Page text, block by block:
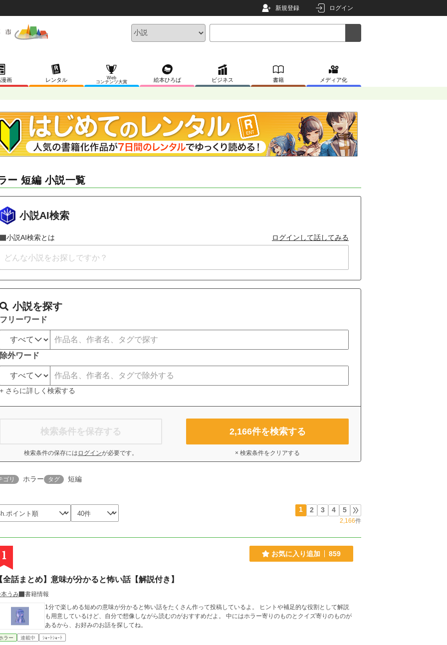
新規登録 ログイン
画 レンタル
Web
コンテンツ大賞
絵本ひろば ビジネス 書籍 メディア化
ー 短編 小説一覧
小説AI検索
小説AI検索とは ログインして話してみる
小説を探す
フリーワード
除外ワード
+ さらに詳しく検索する
検索条件を保存する
検索条件の保存には ログインが必要です。
2,166件を検索する
× 検索条件をクリアする
ゴリ ホラー タグ 短編
1 2 3 4 5
2,166件
1 お気に入り追加 859
全話まとめ】意味が分かると怖い話【解説付き】
うみ
書籍情報
1分で楽しめる短めの意味が分かると怖い話をたくさん作って投稿しているよ。 ヒントや補足的な役割として解説
も用意しているけど、自分で想像しながら読むのがおすすめだよ。 中にはホラー寄りのものとクイズ寄りのものが
あるから、お好みのお話を探してね。
ラー 連載中 ｼｮｰﾄｼｮｰﾄ